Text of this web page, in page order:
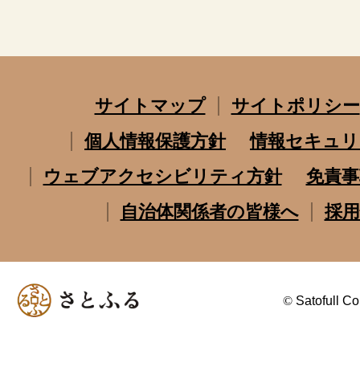
サイトマップ
サイトポリシー
個人情報保護方針
情報セキュ
ウェブアクセシビリティ方針
免責
自治体関係者の皆様へ
採
© Satofull